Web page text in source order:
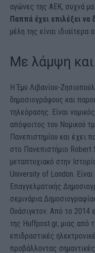
αγώνες της ΑΕΚ, συχνά
Παππά έχει επιλέξει να
μέλη της είναι
Με λάμψη
Η Έμυ Λιβανίου-
δημοσιογράφους και
τηλεόρασης. Είναι
απόφοιτος του Νομικού
Πανεπιστημίου και έχει
στο Πανεπιστήμιο Robert
μεταπτυχιακό στην
University of London.
Επαγγελματικής
σεμινάρια
Ουάσιγκτον. Από το 2014
της Huffpost.gr, μιας από
επιδραστικές
προβάλλοντας